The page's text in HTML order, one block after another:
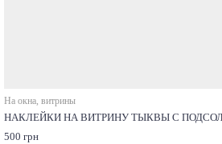
На окна, витрины
НАКЛЕЙКИ НА ВИТРИНУ ТЫКВЫ С
500 грн